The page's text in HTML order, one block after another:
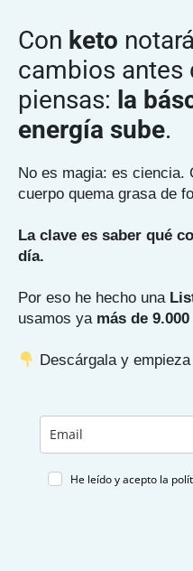
Con keto
cambios antes
piensas: la
energía sube.
No es magia: es ciencia.
cuerpo quema grasa de
La clave es saber qué
día.
Por eso he hecho una
usamos ya más de
Descárgala y
He leído y acepto la